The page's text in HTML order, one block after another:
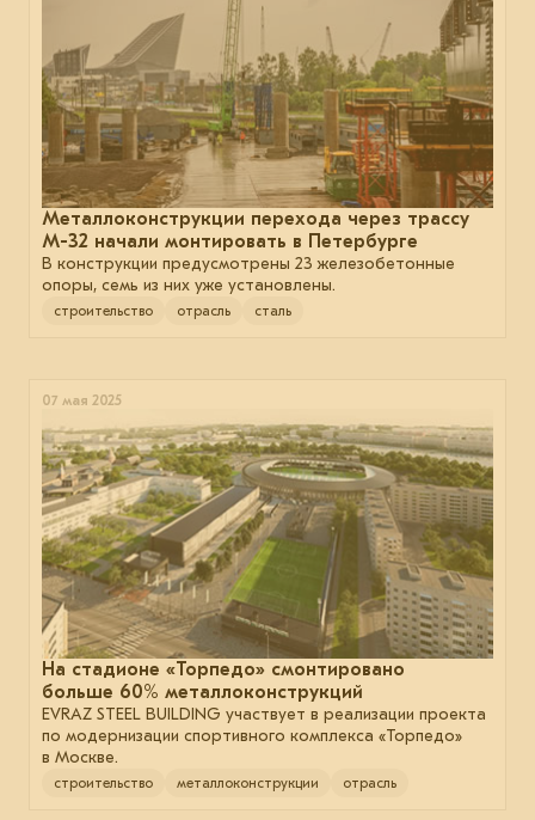
Металлоконструкции перехода через трассу
М-32 начали монтировать в Петербурге
В конструкции предусмотрены 23 железобетонные
опоры, семь из них уже установлены.
строительство отрасль сталь
07 мая 2025
На стадионе «Торпедо» смонтировано
больше 60% металлоконструкций
EVRAZ STEEL BUILDING участвует в реализации проекта
по модернизации спортивного комплекса «Торпедо»
в Москве.
строительство металлоконструкции отрасль